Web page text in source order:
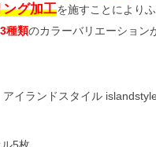
グ加工を施すことにより
3種類のカラーバリエーション
イランドスタイル islandstyle